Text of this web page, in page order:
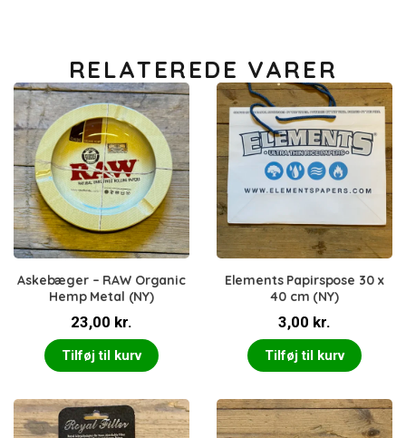
RELATEREDE VARER
Askebæger – RAW Organic
Hemp Metal (NY)
23,00 kr.
Tilføj til kurv
Elements Papirspose 30 x
40 cm (NY)
3,00 kr.
Tilføj til kurv